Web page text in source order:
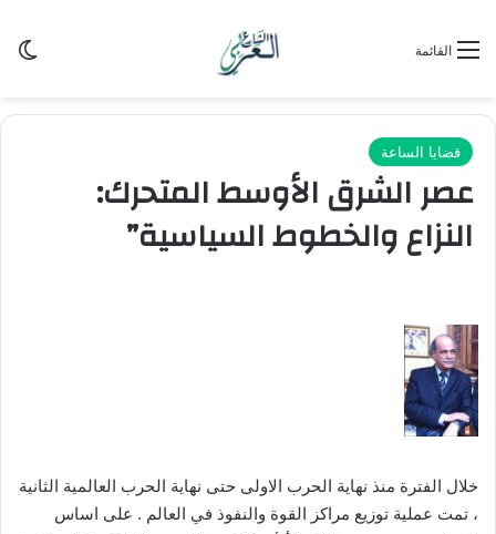
القائمة
قضايا الساعة
عصر الشرق الأوسط المتحرك:
النزاع والخطوط السياسية”
خلال الفترة منذ نهاية الحرب الاولى حتى نهاية الحرب العالمية الثانية
، تمت عملية توزيع مراكز القوة والنفوذ في العالم . على اساس